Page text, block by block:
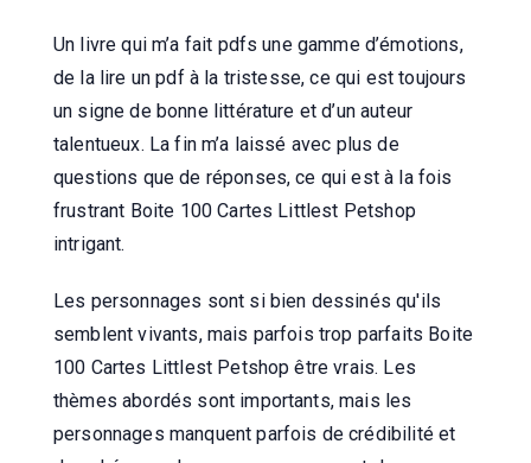
Un livre qui m’a fait pdfs une gamme d’émotions,
de la lire un pdf à la tristesse, ce qui est toujours
un signe de bonne littérature et d’un auteur
talentueux. La fin m’a laissé avec plus de
questions que de réponses, ce qui est à la fois
frustrant Boite 100 Cartes Littlest Petshop
intrigant.
Les personnages sont si bien dessinés qu'ils
semblent vivants, mais parfois trop parfaits Boite
100 Cartes Littlest Petshop être vrais. Les
thèmes abordés sont importants, mais les
personnages manquent parfois de crédibilité et